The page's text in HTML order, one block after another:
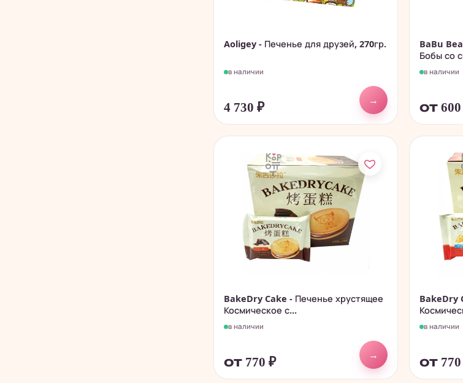
Aoligey - Печенье для друзей, 270гр.
в наличии
4 730 ₽
→
BaBu
Бобы со
в наличии
от
BakeDry Cake - Печенье хрустящее
Космическое с...
в наличии
от 770 ₽
→
BakeDry
в наличии
от